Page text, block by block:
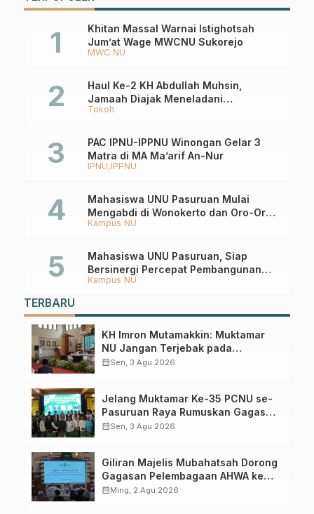
MWC NU
Khitan Massal Warnai Istighotsah
Jum’at Wage MWCNU Sukorejo
Tokoh
Haul Ke-2 KH Abdullah Muhsin,
Jamaah Diajak Meneladani
Keistiqamahan
IPNU IPPNU
PAC IPNU-IPPNU Winongan Gelar 3
Matra di MA Ma’arif An-Nur
Kampus NU
Mahasiswa UNU Pasuruan Mulai
Mengabdi di Wonokerto dan Oro-Oro
Ombo Wetan Berikut Programnya
Kampus NU
Mahasiswa UNU Pasuruan, Siap
Bersinergi Percepat Pembangunan
Desa Toyaning
TERBARU
KH Imron Mutamakkin: Muktamar
NU Jangan Terjebak pada
Perebutan Kursi Ketua Umum
calendar_monthSen, 3 Agu 2026
Jelang Muktamar Ke-35 PCNU se-
Pasuruan Raya Rumuskan Gagasan
Transformasi Gerakan NU Menuju
calendar_monthSen, 3 Agu 2026
Giliran Majelis Mubahatsah Dorong
Gagasan Pelembagaan AHWA ke
Forum Muktamar Mendatang
calendar_monthMing, 2 Agu 2026